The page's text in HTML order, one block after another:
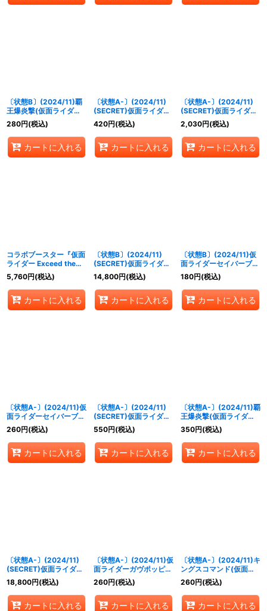
〔状態B〕(2024/11)覇
王爆炎撃(仮面ライダー
クウガイラスト)【C】
{SD56-RV008}《赤》
280円(税込)
カートに入れる
〔状態A-〕(2024/11)
(SECRET)仮面ライダー
ガタックハイパーフォー
ム[2]【M-SEC】
{CB31-007}《赤》
420円(税込)
カートに入れる
〔状態A-〕(2024/11)
(SECRET)仮面ライダー
鎧武オレンジアームズ
[3]【契約X-SEC】
{CB31-CX03}《黄》
2,030円(税込)
カートに入れる
コラボブースター『仮面
ライダー Exceed the
limit[CB31]』【-】{-}
《未開封BOX》
5,760円(税込)
カートに入れる
〔状態B〕(2024/11)
(SECRET)仮面ライダー
鎧武極アームズ(CB31収
録)【XX-SEC】{CB09-
XX01}《多》
14,800円(税込)
カートに入れる
〔状態B〕(2024/11)仮
面ライダーセイバーブレ
イブドラゴン(CB31収
録)【X】{CB15-X06}
《多》
180円(税込)
カートに入れる
〔状態A-〕(2024/11)仮
面ライダーセイバーブレ
イブドラゴン(CB31収
録)【X】{CB15-X06}
《多》
260円(税込)
カートに入れる
〔状態A-〕(2024/11)
(SECRET)仮面ライダー
ブレイドキングフォーム
[3]【X-SEC】{CB31-
X04}《黄》
550円(税込)
カートに入れる
〔状態A-〕(2024/11)覇
王爆炎撃(仮面ライダー
クウガイラスト)【C】
{SD56-RV008}《赤》
350円(税込)
カートに入れる
〔状態A-〕(2024/11)
(SECRET)仮面ライダー
レンゲルキングフォーム
【XX-SEC】{CB31-
XX01}《黄》
18,800円(税込)
カートに入れる
〔状態A-〕(2024/11)仮
面ライダーガヴポッピン
グミフォーム【X】
{CB31-X03}《黄》
260円(税込)
カートに入れる
〔状態A-〕(2024/11)キ
ングスコマンド(仮面ラ
イダーオーズイラスト)
【R】{SD24-013}
《青》
260円(税込)
カートに入れる